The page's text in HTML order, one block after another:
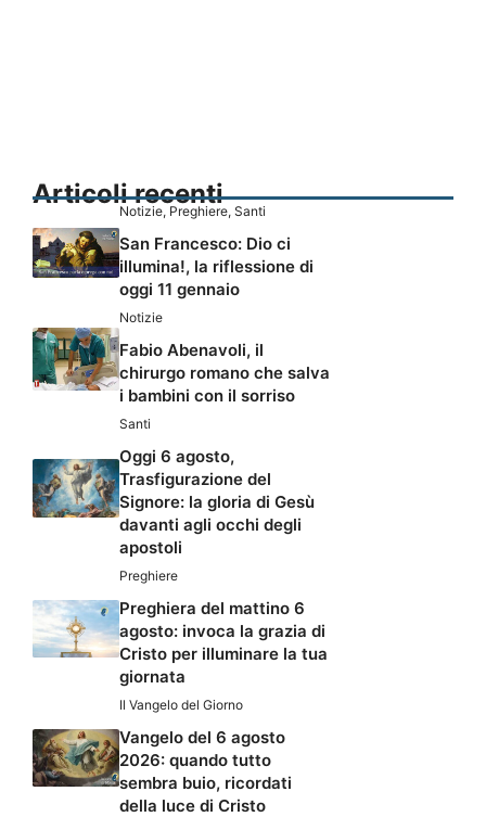
Articoli recenti
Notizie, Preghiere, Santi
San Francesco: Dio ci
illumina!, la riflessione di
oggi 11 gennaio
Notizie
Fabio Abenavoli, il
chirurgo romano che salva
i bambini con il sorriso
Santi
Oggi 6 agosto,
Trasfigurazione del
Signore: la gloria di Gesù
davanti agli occhi degli
apostoli
Preghiere
Preghiera del mattino 6
agosto: invoca la grazia di
Cristo per illuminare la tua
giornata
Il Vangelo del Giorno
Vangelo del 6 agosto
2026: quando tutto
sembra buio, ricordati
della luce di Cristo